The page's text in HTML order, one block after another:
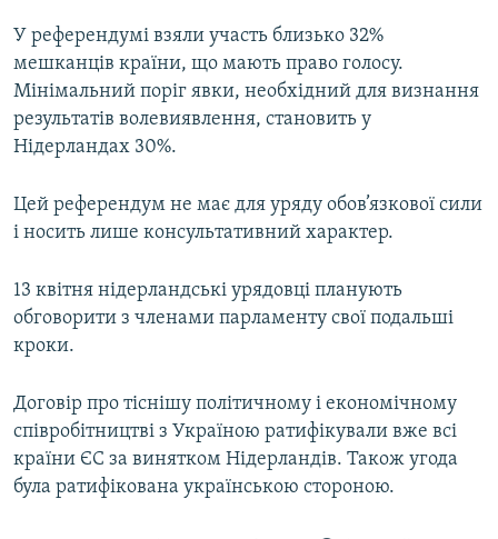
У референдумі взяли участь близько 32%
мешканців країни, що мають право голосу.
Мінімальний поріг явки, необхідний для визнання
результатів волевиявлення, становить у
Нідерландах 30%.
Цей референдум не має для уряду обов’язкової сили
і носить лише консультативний характер.
13 квітня нідерландські урядовці планують
обговорити з членами парламенту свої подальші
кроки.
Договір про тіснішу політичному і економічному
співробітництві з Україною ратифікували вже всі
країни ЄС за винятком Нідерландів. Також угода
була ратифікована українською стороною.